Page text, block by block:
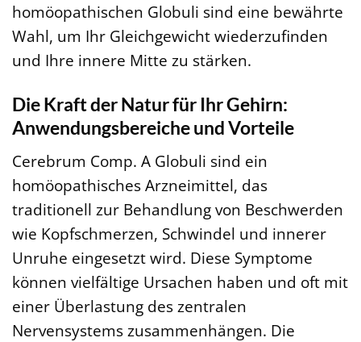
homöopathischen Globuli sind eine bewährte
Wahl, um Ihr Gleichgewicht wiederzufinden
und Ihre innere Mitte zu stärken.
Die Kraft der Natur für Ihr Gehirn:
Anwendungsbereiche und Vorteile
Cerebrum Comp. A Globuli sind ein
homöopathisches Arzneimittel, das
traditionell zur Behandlung von Beschwerden
wie Kopfschmerzen, Schwindel und innerer
Unruhe eingesetzt wird. Diese Symptome
können vielfältige Ursachen haben und oft mit
einer Überlastung des zentralen
Nervensystems zusammenhängen. Die